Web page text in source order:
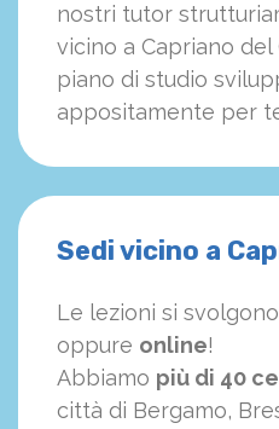
nostri tutor
vicino a Capriano
piano di studio
appositamente per
Sedi vicino a
Le lezioni si svolgono
oppure online!
Abbiamo più di 40
città di Bergamo,